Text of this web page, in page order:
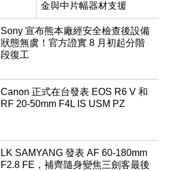
金與中片幅器材支援
Sony 宣布熊本廠經安全檢查後設備
狀態無虞！官方證實 8 月初起分階
段復工
Canon 正式在台發表 EOS R6 V 和
RF 20-50mm F4L IS USM PZ
LK SAMYANG 發表 AF 60-180mm
F2.8 FE，補齊隨身變焦三劍客最後